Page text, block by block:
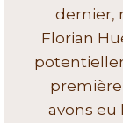
dernier,
Florian
avons eu